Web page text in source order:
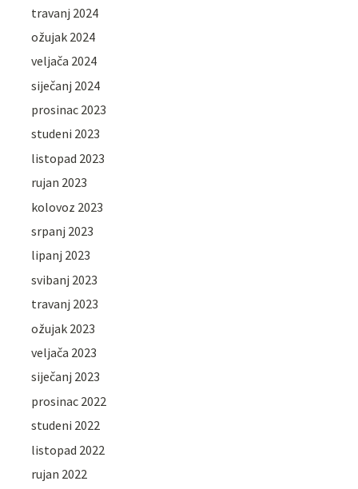
travanj 2024
ožujak 2024
veljača 2024
siječanj 2024
prosinac 2023
studeni 2023
listopad 2023
rujan 2023
kolovoz 2023
srpanj 2023
lipanj 2023
svibanj 2023
travanj 2023
ožujak 2023
veljača 2023
siječanj 2023
prosinac 2022
studeni 2022
listopad 2022
rujan 2022